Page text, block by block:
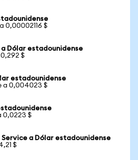
0,00002116 $
a Dólar estadounidense
$
estadounidense
a 0,004023 $
0,0223 $
Service a Dólar estadounidense
$